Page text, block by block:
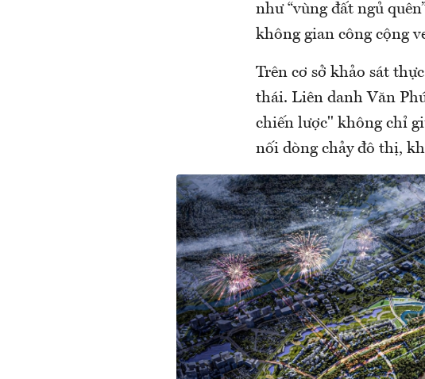
như “vùng đất ngủ
không gian công cộng
Trên cơ sở khảo sát
thái. Liên danh Văn
chiến lược" không chỉ
nối dòng chảy đô thị,